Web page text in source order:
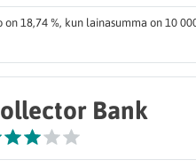
18,74 %, kun lainasumma on 10
Bank